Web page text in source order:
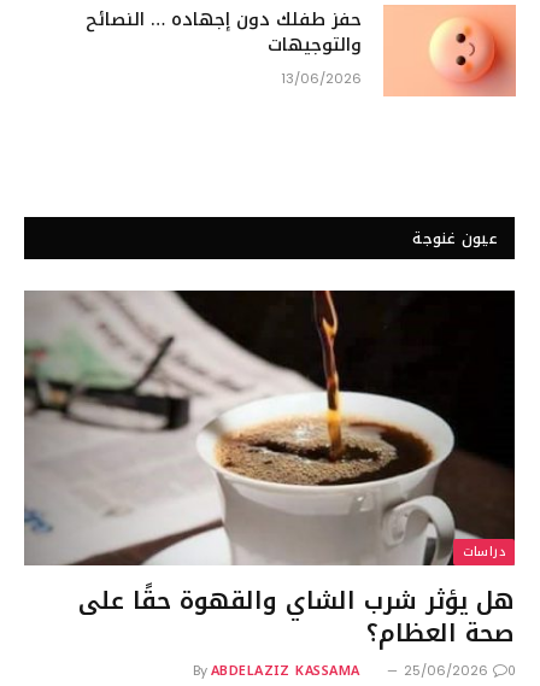
حفز طفلك دون إجهاده … النصائح
والتوجيهات
13/06/2026
عيون غنوجة
دراسات
هل يؤثر شرب الشاي والقهوة حقًا على
صحة العظام؟
By ABDELAZIZ KASSAMA 25/06/2026 0